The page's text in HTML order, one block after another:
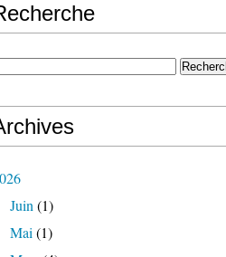
Juin (1)
Mai (1)